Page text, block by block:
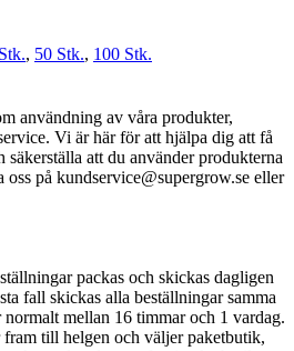
, 50 Stk., 100 Stk.
användning av våra produkter,
Vi är här för att hjälpa dig att få
säkerställa att du använder produkterna
oss på kundservice@supergrow.se eller
packas och skickas dagligen
fall skickas alla beställningar samma
normalt mellan 16 timmar och 1 vardag.
till helgen och väljer paketbutik,